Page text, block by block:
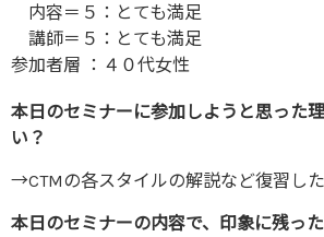
内容＝５：とても満足
講師＝５：とても満足
参加者層 ：４０代女性
本日のセミナーに参加しようと思った
い？
→CTMの各スタイルの解説など復習し
本日のセミナーの内容で、印象に残っ